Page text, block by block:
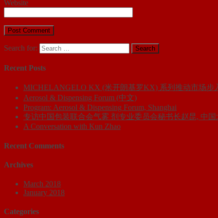
Website
Search for:
Recent Posts
MICHELANGELO KX (米开朗基罗KX) 系列推动市场步
Aerosol & Dispensing Forum (中文)
Program: Aerosol & Dispensing Forum, Shanghai
专访中国包装联合会气雾 剂专业委员会秘书长赵昆, 中国
A Conversation with Kun Zhao
Recent Comments
Archives
March 2018
January 2018
Categories